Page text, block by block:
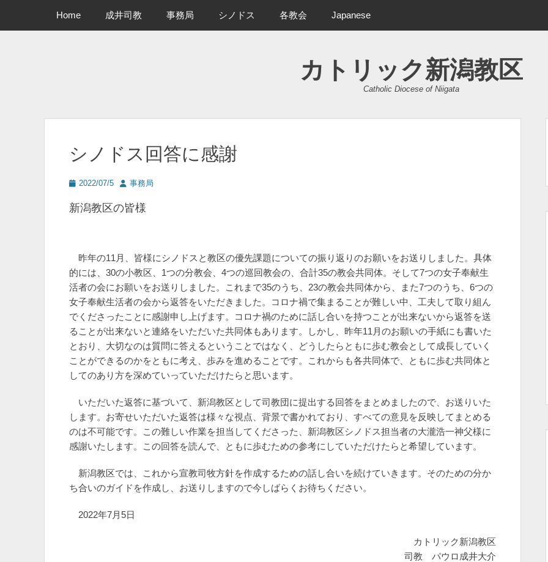
メインメニュー
Home 成井司教 事務局 シノドス 各教会 Japanese
カトリック新潟教区
Catholic Diocese of Niigata
シノドス回答に感謝
投
日
2022/07/5
投
者
事務局
新潟教区の皆様
昨年の11月、皆様にシノドスと教区の優先課題についての振り返りのお願いをお送りしました。具体
的には、30の小教区、1つの分教会、4つの巡回教会の、合計35の教会共同体。そして7つの女子奉献生
活者の会にお願いをお送りしました。これまで35のうち、23の教会共同体から、また7つのうち、6つの
女子奉献生活者の会から返答をいただきました。コロナ禍で集まることが難しい中、工夫して取り組ん
でくださったことに感謝申し上げます。コロナ禍のために話し合いを持つことが出来ないから返答を送
ることが出来ないと連絡をいただいた共同体もあります。しかし、昨年11月のお願いの手紙にも書いた
とおり、大切なのは質問に答えるということではなく、どうしたらともに歩む教会として成長していく
ことができるのかをともに考え、歩みを進めることです。これからも各共同体で、ともに歩む共同体と
してのあり方を深めていっていただけたらと思います。
いただいた返答に基づいて、新潟教区として司教団に提出する回答をまとめましたので、お送りいた
します。お寄せいただいた返答は様々な視点、背景で書かれており、すべての意見を反映してまとめる
のは不可能です。この難しい作業を担当してくださった、新潟教区シノドス担当者の大瀧浩一神父様に
感謝いたします。この回答を読んで、ともに歩むための参考にしていただけたらと希望しています。
新潟教区では、これから宣教司牧方針を作成するための話し合いを続けていきます。そのための分か
ち合いのガイドを作成し、お送りしますので今しばらくお待ちください。
2022年7月5日
カトリック新潟教区
司教 パウロ成井大介